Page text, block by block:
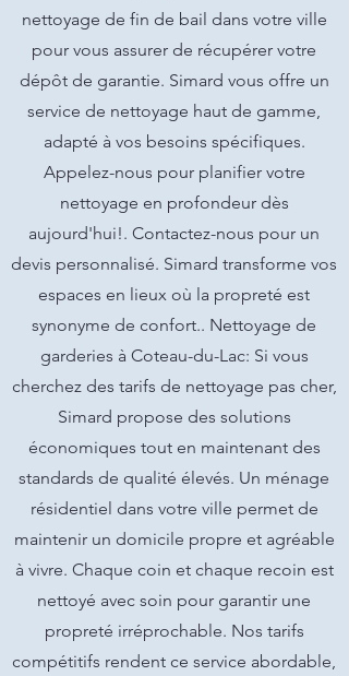
nettoyage de fin de bail dans votre ville
pour vous assurer de récupérer votre
dépôt de garantie. Simard vous offre un
service de nettoyage haut de gamme,
adapté à vos besoins spécifiques.
Appelez-nous pour planifier votre
nettoyage en profondeur dès
aujourd'hui!. Contactez-nous pour un
devis personnalisé. Simard transforme vos
espaces en lieux où la propreté est
synonyme de confort.. Nettoyage de
garderies à Coteau-du-Lac: Si vous
cherchez des tarifs de nettoyage pas cher,
Simard propose des solutions
économiques tout en maintenant des
standards de qualité élevés. Un ménage
résidentiel dans votre ville permet de
maintenir un domicile propre et agréable
à vivre. Chaque coin et chaque recoin est
nettoyé avec soin pour garantir une
propreté irréprochable. Nos tarifs
compétitifs rendent ce service abordable,